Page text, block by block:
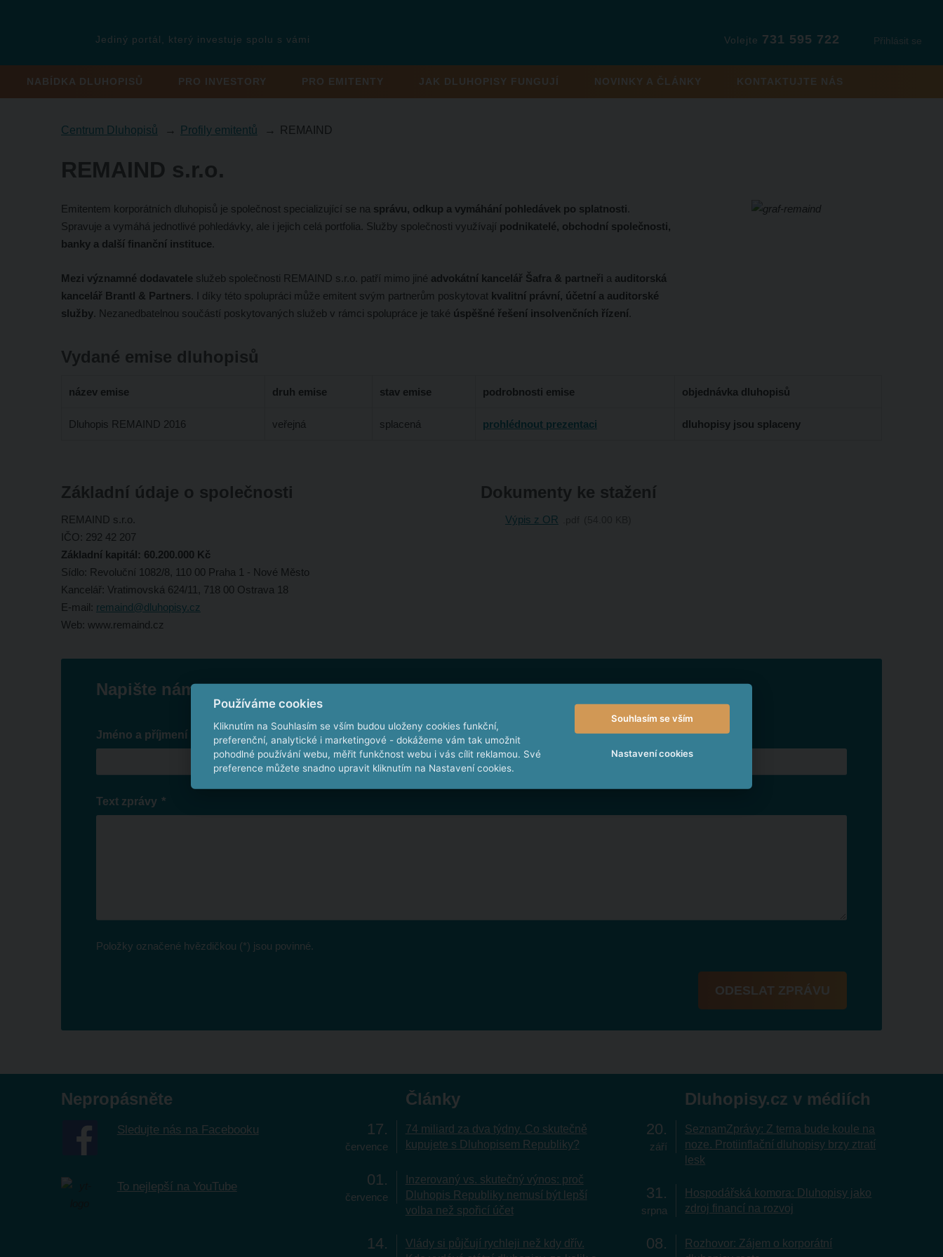
Jediný portál, který investuje spolu s vámi Přihlásit se
Volejte 731 595 722
NABÍDKA DLUHOPISŮ PRO INVESTORY PRO EMITENTY JAK DLUHOPISY FUNGUJÍ NOVINKY A ČLÁNKY KONTAKTUJTE NÁS
Centrum Dluhopisů Profily emitentů REMAIND
REMAIND s.r.o.
Emitentem korporátních dluhopisů je společnost specializující se na správu, odkup a vymáhání pohledávek po splatnosti.
Spravuje a vymáhá jednotlivé pohledávky, ale i jejich celá portfolia. Služby společnosti využívají podnikatelé, obchodní společnosti,
banky a další finanční instituce.
Mezi významné dodavatele služeb společnosti REMAIND s.r.o. patří mimo jiné advokátní kancelář Šafra & partneři a auditorská
kancelář Brantl & Partners. I díky této spolupráci může emitent svým partnerům poskytovat kvalitní právní, účetní a auditorské
služby. Nezanedbatelnou součástí poskytovaných služeb v rámci spolupráce je také úspěšné řešení insolvenčních řízení.
Vydané emise dluhopisů
název emise druh emise stav emise podrobnosti emise objednávka dluhopisů
Dluhopis REMAIND 2016 veřejná splacená prohlédnout prezentaci dluhopisy jsou splaceny
Základní údaje o společnosti
REMAIND s.r.o.
IČO: 292 42 207
Základní kapitál: 60.200.000 Kč
Sídlo: Revoluční 1082/8, 110 00 Praha 1 - Nové Město
Kancelář: Vratimovská 624/11, 718 00 Ostrava 18
E-mail: remaind@dluhopisy.cz
Web: www.remaind.cz
Dokumenty ke stažení
Výpis z OR
Napište nám
Jméno a příjmení E-mail*
Text zprávy *
Položky označené hvězdičkou (*) jsou povinné.
ODESLAT ZPRÁVU
Nepropásněte
Sledujte nás na Facebooku
To nejlepší na YouTube
Články
17
července
74 miliard za dva týdny. Co skutečně
kupujete s Dluhopisem Republiky?
01
července
Inzerovaný vs. skutečný výnos: proč
Dluhopis Republiky nemusí být lepší
volba než spořicí účet
14
Vlády si půjčují rychleji než kdy dřív.
Dluhopisy.cz v médiích
20
září
SeznamZprávy: Z terna bude koule na
noze. Protiinflační dluhopisy brzy ztratí
lesk
31
srpna
Hospodářská komora: Dluhopisy jako
zdroj financí na rozvoj
08
Rozhovor: Zájem o korporátní
Používáme cookies
Kliknutím na Souhlasím se vším budou uloženy cookies funkční,
preferenční, analytické i marketingové - dokážeme vám tak umožnit
pohodlné používání webu, měřit funkčnost webu i vás cílit reklamou. Své
preference můžete snadno upravit kliknutím na Nastavení cookies.
Souhlasím se vším
Nastavení cookies